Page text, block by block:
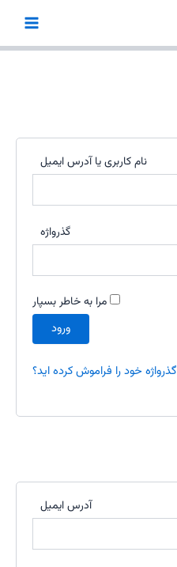
نام کاربری یا آدرس ایمیل
گذرواژه
مرا به خاطر بسپار
ورود
گذرواژه خود را فراموش کرده اید؟
آدرس ایمیل